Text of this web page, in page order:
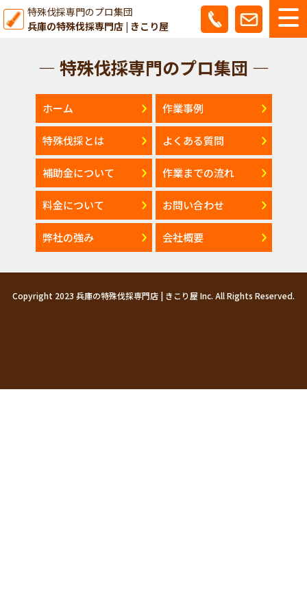
特殊伐採専門のプロ集団
兵庫の特殊伐採専門店 | きこり屋
— 特殊伐採専門のプロ集団 —
ホーム 作業事例
特殊伐採とは よくある質問
補助金について 作業までの流れ
料金について お問い合わせ
弊社の強み 会社概要
Copyright 2023 兵庫の特殊伐採専門店 | きこり屋 Inc. All Rights Reserved.